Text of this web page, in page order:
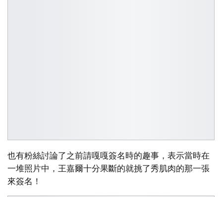
也有粉絲討論了之前請嘎嘎簽名時的趣事，表示當時在
一堆照片中，王嘉爾十分果斷的就挑了秀肌肉的那一張
來簽名！